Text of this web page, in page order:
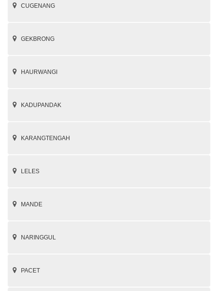
CUGENANG
GEKBRONG
HAURWANGI
KADUPANDAK
KARANGTENGAH
LELES
MANDE
NARINGGUL
PACET